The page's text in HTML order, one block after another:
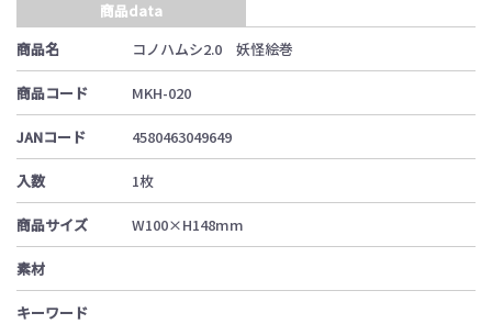
商品data
商品名
コノハムシ2.0 妖怪絵巻
商品コード MKH-020
JANコード 4580463049649
入数 1枚
商品サイズ W100×H148mm
素材
キーワード